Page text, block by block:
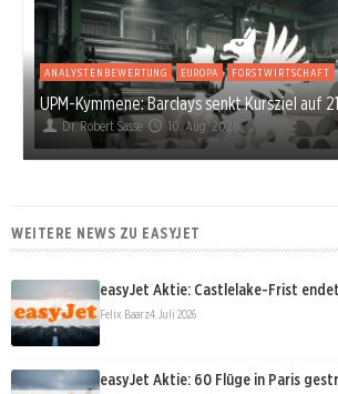
ANALYSTENBEWERTUNG EUROPA FORSTWIRTSCHAFT
UPM-Kymmene: Barclays senkt Kursziel auf
Dr. Robert Sasse 10. Aug. 2026
WEITERE NEWS ZU EASYJET
easyJet Aktie: Castlelake-Frist
Felix Baarz4. Juli 2026
easyJet Aktie: 60 Flüge in Paris